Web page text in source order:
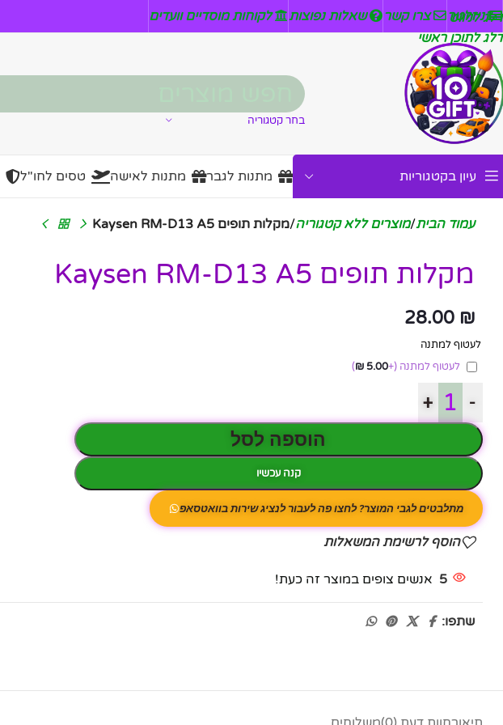
דלג לניווט
דלג לתוכן ראשי
ניזלטר צרו קשר שאלות נפוצות לקוחות מוסדיים וועדים
בחר קטגוריה
עיון בקטגוריות מתנות לגבר מתנות לאישה טסים לחו"ל
עמוד הבית/מוצרים ללא קטגוריה/מקלות תופים Kaysen RM-D13 A5
מקלות תופים Kaysen RM-D13 A5
28.00 ₪
לעטוף למתנה
לעטוף למתנה(+
5.00
₪
)
-
+
הוספה לסל
קנה עכשיו
מתלבטים לגבי המוצר? לחצו פה לעבור לנציג שירות בוואטסאפ
הוסף לרשימת המשאלות
5 אנשים צופים במוצר זה כעת!
שתפו: